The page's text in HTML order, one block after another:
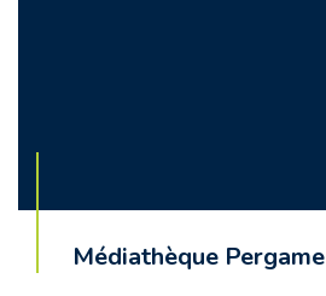
Médiathèque Pergame